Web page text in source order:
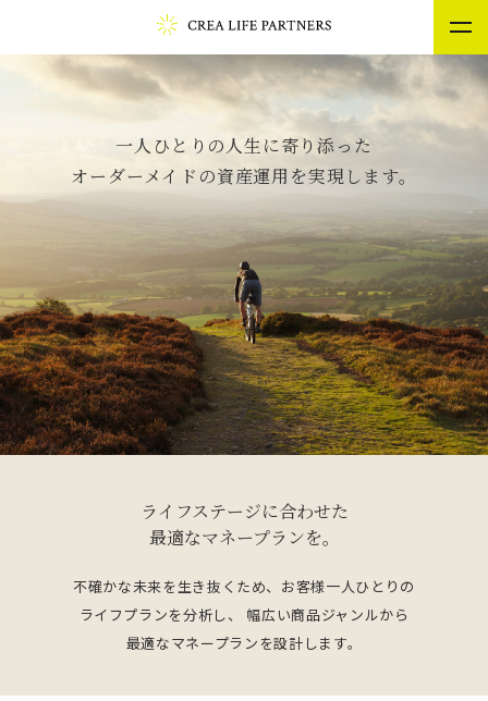
私たちのサービス
私たちについて
一人ひとりの人生に寄り添った
オーダーメイドの資産運用を実現します。
ライフステージに合わせた
最適なマネープランを。
不確かな未来を生き抜くため、お客様一人ひとりの
ライフプランを分析し、
幅広い商品ジャンルから
最適なマネープランを設計します。